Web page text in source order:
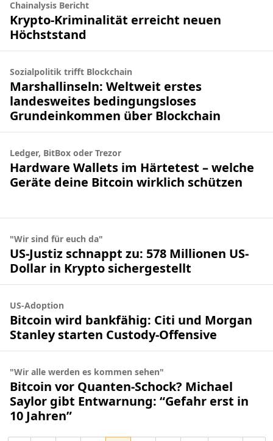
Chainalysis Bericht
Krypto-Kriminalität erreicht neuen
Höchststand
Sozialpolitik trifft Blockchain
Marshallinseln: Weltweit erstes
landesweites bedingungsloses
Grundeinkommen über Blockchain
Ledger, BitBox oder Trezor
Hardware Wallets im Härtetest – welche
Geräte deine Bitcoin wirklich schützen
"Wir sind für euch da"
US-Justiz schnappt zu: 578 Millionen US-
Dollar in Krypto sichergestellt
US-Adoption
Bitcoin wird bankfähig: Citi und Morgan
Stanley starten Custody-Offensive
"Wir alle werden es kommen sehen"
Bitcoin vor Quanten-Schock? Michael
Saylor gibt Entwarnung: “Gefahr erst in
10 Jahren”